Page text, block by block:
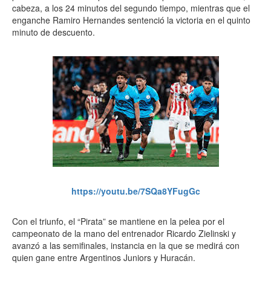
cabeza, a los 24 minutos del segundo tiempo, mientras que el
enganche Ramiro Hernandes sentenció la victoria en el quinto
minuto de descuento.
https://youtu.be/7SQa8YFugGc
Con el triunfo, el “Pirata” se mantiene en la pelea por el
campeonato de la mano del entrenador Ricardo Zielinski y
avanzó a las semifinales, instancia en la que se medirá con
quien gane entre Argentinos Juniors y Huracán.